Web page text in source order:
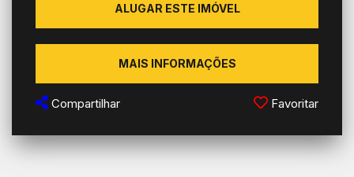
ALUGAR ESTE IMÓVEL
MAIS INFORMAÇÕES
Compartilhar Favoritar